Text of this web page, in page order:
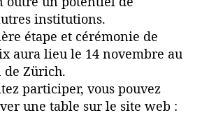
institutions.
étape et cérémonie de
aura lieu le 14 novembre au
Zürich.
participer, vous pouvez
une table sur le site web :